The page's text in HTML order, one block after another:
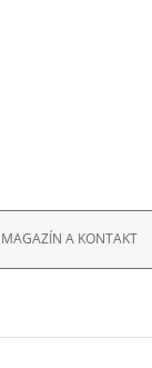
MAGAZÍN A KONTAKT